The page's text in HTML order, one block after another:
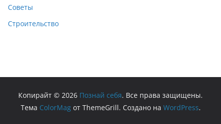
Советы
Строительство
Копирайт © 2026 Познай себя. Все права защищены.
Тема ColorMagот ThemeGrill. Создано на WordPress.